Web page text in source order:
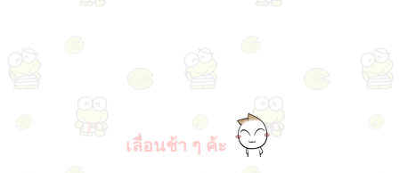
เลื่อนช้า ๆ ค้ะ